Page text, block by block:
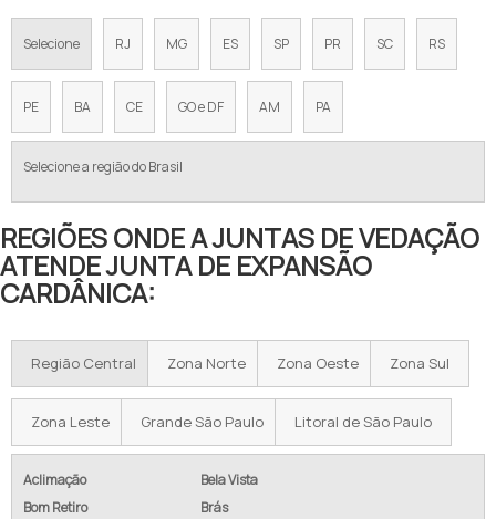
Selecione RJ MG ES SP PR SC RS
PE BA CE GO e DF AM PA
Selecione a região do Brasil
REGIÕES ONDE A JUNTAS DE VEDAÇÃO
ATENDE JUNTA DE EXPANSÃO
CARDÂNICA:
Região Central Zona Norte Zona Oeste Zona Sul
Zona Leste Grande São Paulo Litoral de São Paulo
Aclimação
Bela Vista
Bom Retiro
Brás